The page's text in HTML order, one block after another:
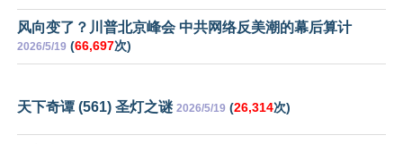
风向变了？川普北京峰会 中共网络反美潮的幕后算计
2026/5/19 (66,697次)
天下奇谭 (561) 圣灯之谜 2026/5/19 (26,314次)